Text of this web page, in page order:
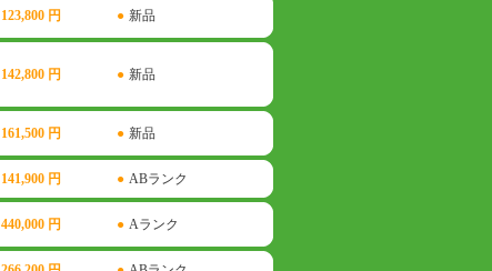
123,800 円 ● 新品
142,800 円 ● 新品
161,500 円 ● 新品
141,900 円 ● ABランク
440,000 円 ● Aランク